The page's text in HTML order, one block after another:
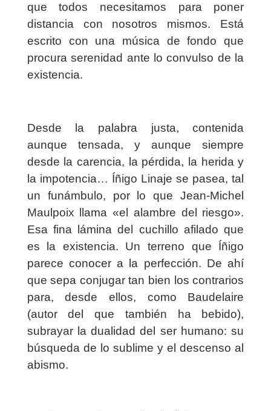
que todos necesitamos para poner
distancia con nosotros mismos. Está
escrito con una música de fondo que
procura serenidad ante lo convulso de la
existencia.
Desde la palabra justa, contenida
aunque tensada, y aunque siempre
desde la carencia, la pérdida, la herida y
la impotencia… Íñigo Linaje se pasea, tal
un funámbulo, por lo que Jean-Michel
Maulpoix llama «el alambre del riesgo».
Esa fina lámina del cuchillo afilado que
es la existencia. Un terreno que Íñigo
parece conocer a la perfección. De ahí
que sepa conjugar tan bien los contrarios
para, desde ellos, como Baudelaire
(autor del que también ha bebido),
subrayar la dualidad del ser humano: su
búsqueda de lo sublime y el descenso al
abismo.